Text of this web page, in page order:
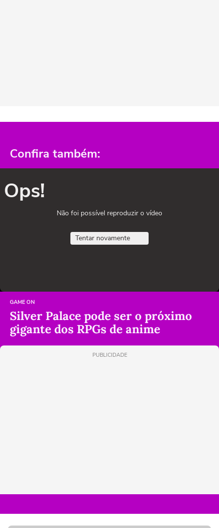
Confira também:
Ops!
Não foi possível reproduzir o vídeo
Tentar novamente
GAME ON
Silver Palace pode ser o próximo
gigante dos RPGs de anime
PUBLICIDADE